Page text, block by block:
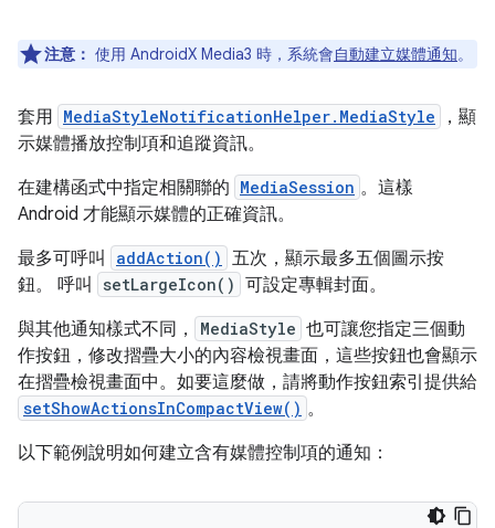
注意： 使用 AndroidX Media3 時，系統會自動建立媒體通知。
套用 MediaStyleNotificationHelper.MediaStyle
，顯
示媒體播放控制項和追蹤資訊。
在建構函式中指定相關聯的 MediaSession 。這樣
Android 才能顯示媒體的正確資訊。
最多可呼叫
addAction() 五次，顯示最多五個圖示按
鈕。 呼叫
setLargeIcon() 可設定專輯封面。
與其他通知樣式不同，
MediaStyle 也可讓您指定三個動
作按鈕，修改摺疊大小的內容檢視畫面，這些按鈕也會顯示
在摺疊檢視畫面中。如要這麼做，請將動作按鈕索引提供給
setShowActionsInCompactView() 。
以下範例說明如何建立含有媒體控制項的通知：